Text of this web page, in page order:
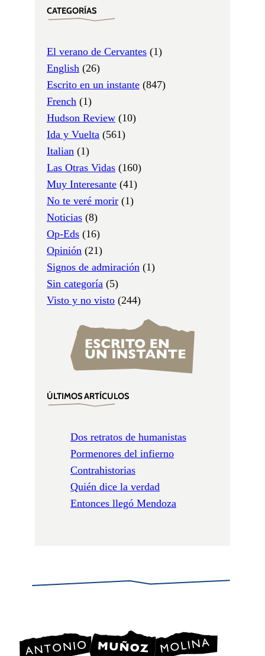
CATEGORÍAS
El verano de Cervantes (1)
English (26)
Escrito en un instante (847)
French (1)
Hudson Review (10)
Ida y Vuelta (561)
Italian (1)
Las Otras Vidas (160)
Muy Interesante (41)
No te veré morir (1)
Noticias (8)
Op-Eds (16)
Opinión (21)
Signos de admiración (1)
Sin categoría (5)
Visto y no visto (244)
ÚLTIMOS ARTÍCULOS
Dos retratos de humanistas
Pormenores del infierno
Contrahistorias
Quién dice la verdad
Entonces llegó Mendoza